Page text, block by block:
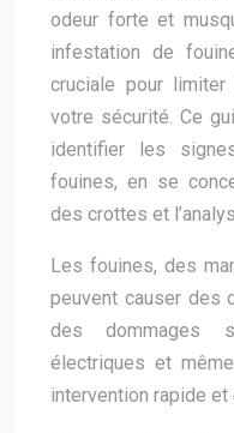
odeur forte et
infestation de
cruciale pour
votre sécurité. Ce
identifier les
fouines, en se
des crottes et
Les fouines, des
peuvent causer des
des dommages
électriques et
intervention rapide